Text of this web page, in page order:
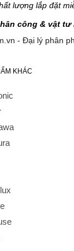
lượng lắp đặt
công & vật tư
- Đại lý phân
KHÁC